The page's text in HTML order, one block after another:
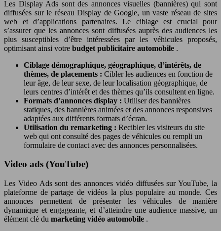
Les Display Ads sont des annonces visuelles (bannières) qui sont
diffusées sur le réseau Display de Google, un vaste réseau de sites
web et d’applications partenaires. Le ciblage est crucial pour
s’assurer que les annonces sont diffusées auprès des audiences les
plus susceptibles d’être intéressées par les véhicules proposés,
optimisant ainsi votre budget publicitaire automobile .
Ciblage démographique, géographique, d’intérêts, de
thèmes, de placements : Cibler les audiences en fonction de
leur âge, de leur sexe, de leur localisation géographique, de
leurs centres d’intérêt et des thèmes qu’ils consultent en ligne.
Formats d’annonces display : Utiliser des bannières
statiques, des bannières animées et des annonces responsives
adaptées aux différents formats d’écran.
Utilisation du remarketing : Recibler les visiteurs du site
web qui ont consulté des pages de véhicules ou rempli un
formulaire de contact avec des annonces personnalisées.
Video ads (YouTube)
Les Video Ads sont des annonces vidéo diffusées sur YouTube, la
plateforme de partage de vidéos la plus populaire au monde. Ces
annonces permettent de présenter les véhicules de manière
dynamique et engageante, et d’atteindre une audience massive, un
élément clé du marketing vidéo automobile .